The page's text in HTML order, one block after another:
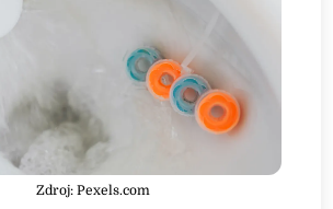
Zdroj: Pexels.com